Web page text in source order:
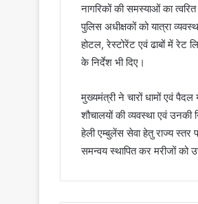
नागरिकों की समस्याओं का
पुलिस अधीक्षकों को यात्रा
होटल, रेस्टोरेंट एवं ढाबों में रेट
के निर्देश भी दिए।
मुख्यमंत्री ने चारों धामों एवं पैदल
शौचालयों की व्यवस्था एवं
हेली एम्बुलेंस सेवा हेतु राज्य स्तर
समन्वय स्थापित कर मरीजों को